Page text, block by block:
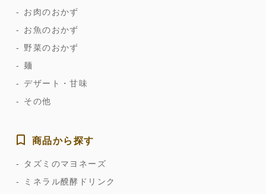
お肉のおかず
お魚のおかず
野菜のおかず
麺
デザート・甘味
その他
商品から探す
タズミのマヨネーズ
ミネラル醗酵ドリンク